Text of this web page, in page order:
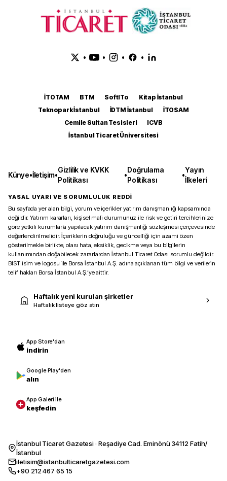
• • • •
İTOTAM BTM SoftITo
Kitap İstanbul
Teknopark İstanbul
İDTM İstanbul
İTOSAM
Cemile Sultan Tesisleri
ICVB
İstanbul Ticaret Üniversitesi
Künye•İletişim•
Gizlilik ve KVKK
Politikası
•
Doğrulama
Politikası
•
Yayın
İlkeleri
YASAL UYARI VE SORUMLULUK REDDİ
Bu sayfada yer alan bilgi, yorum ve içerikler yatırım danışmanlığı kapsamında
değildir. Yatırım kararları, kişisel mali durumunuz ile risk ve getiri tercihlerinize
göre yetkili kurumlarla yapılacak yatırım danışmanlığı sözleşmesi çerçevesinde
değerlendirilmelidir. İçeriklerin doğruluğu ve güncelliği için azami özen
gösterilmekle birlikte, olası hata, eksiklik, gecikme veya bu bilgilerin
kullanımından doğabilecek zararlardan İstanbul Ticaret Odası sorumlu değildir.
BIST isim ve logosu ile Borsa İstanbul A.Ş. adına açıklanan tüm bilgi ve verilerin
telif hakları Borsa İstanbul A.Ş.’ye aittir.
Haftalık yeni kurulan şirketler
Haftalık listeye göz atın
App Store'dan
indirin
Google Play'den
alın
App Galeri ile
keşfedin
İstanbul Ticaret Gazetesi · Reşadiye Cad. Eminönü 34112 Fatih/
İstanbul
iletisim@istanbulticaretgazetesi.com
+90 212 467 65 15